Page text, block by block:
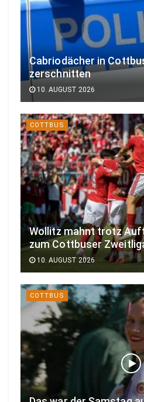
Cabriodächer in
zerschnitten
10. AUGUST 2026
COTTBUS
Wollitz mahnt trotz
zum Cottbuser
10. AUGUST 2026
COTTBUS